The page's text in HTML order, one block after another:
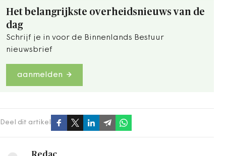
Het belangrijkste overheidsnieuws van de
dag
Schrijf je in voor de Binnenlands Bestuur
nieuwsbrief
aanmelden
Deel dit artikel
Redac